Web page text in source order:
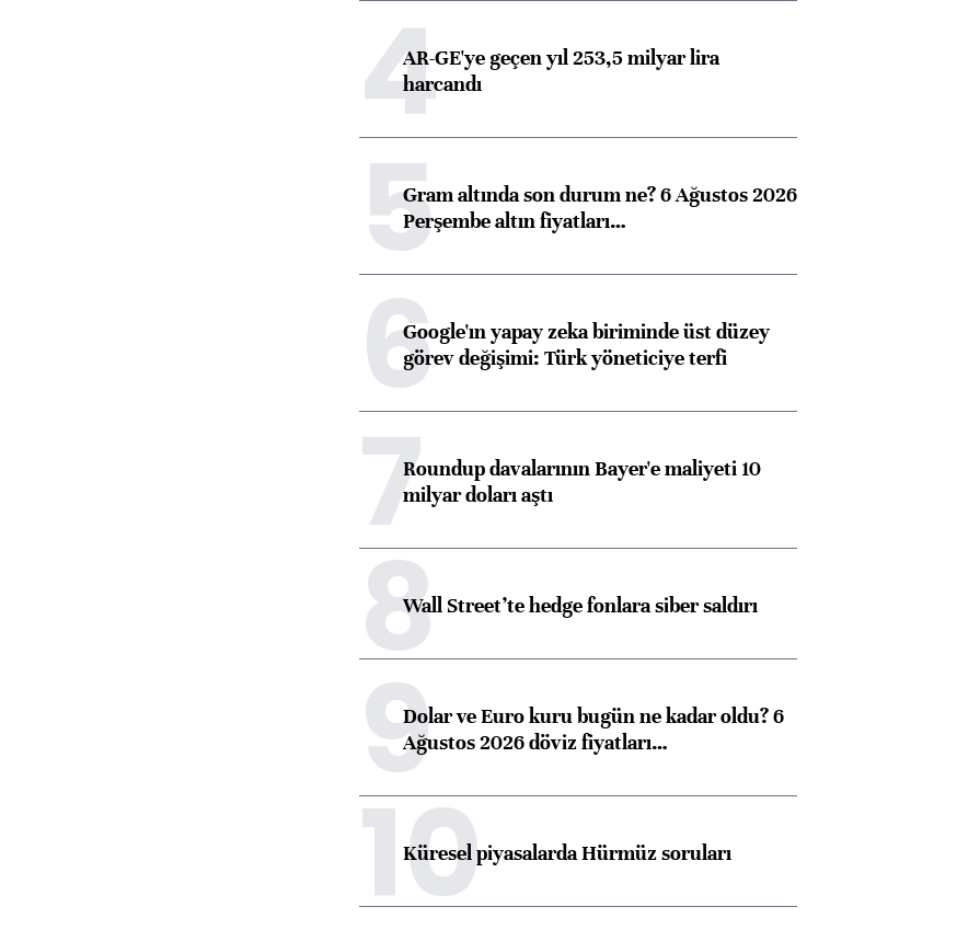
4AR-GE'ye geçen yıl 253,5 milyar lira
harcandı
5Gram altında son durum ne? 6 Ağustos 2026
Perşembe altın fiyatları…
6Google'ın yapay zeka biriminde üst düzey
görev değişimi: Türk yöneticiye terfi
7Roundup davalarının Bayer'e maliyeti 10
milyar doları aştı
8Wall Street’te hedge fonlara siber saldırı
9Dolar ve Euro kuru bugün ne kadar oldu? 6
Ağustos 2026 döviz fiyatları…
10
Küresel piyasalarda Hürmüz soruları